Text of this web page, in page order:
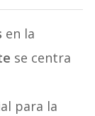
en la
se centra
para la